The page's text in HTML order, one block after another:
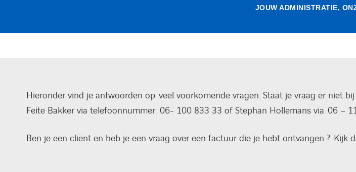
JOUW ADMINISTRATIE,
Hieronder vind je antwoorden op veel voorkomende vragen. Staat je vraag er niet
Feite Bakker via telefoonnummer: 06- 100 833 33 of Stephan Hollemans via 06 –
Ben je een cliënt en heb je een vraag over een factuur die je hebt ontvangen ? Kijk